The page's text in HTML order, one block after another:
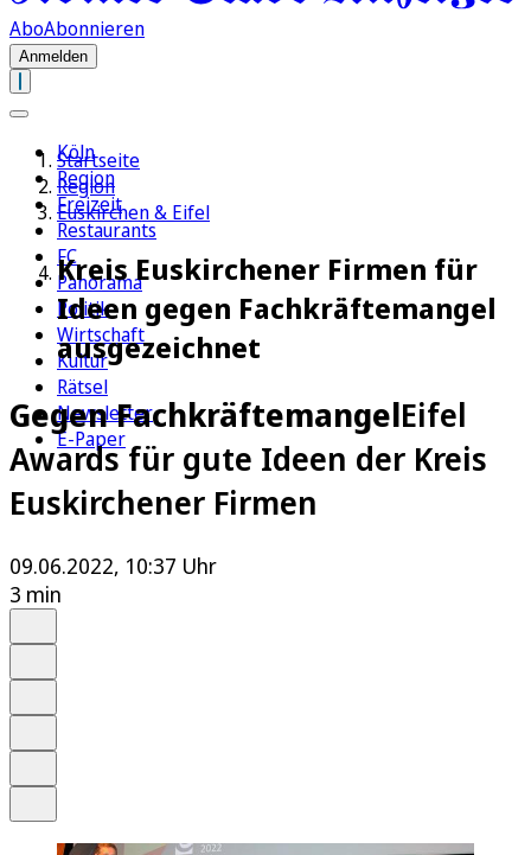
AboAbonnieren
Anmelden
Köln
Region
Freizeit
Restaurants
FC
Panorama
Politik
Wirtschaft
Kultur
Rätsel
Newsletter
E-Paper
Startseite
Region
Euskirchen & Eifel
Kreis Euskirchener Firmen für
Ideen gegen Fachkräftemangel
ausgezeichnet
Gegen FachkräftemangelEifel
Awards für gute Ideen der Kreis
Euskirchener Firmen
09.06.2022, 10:37 Uhr
3 min